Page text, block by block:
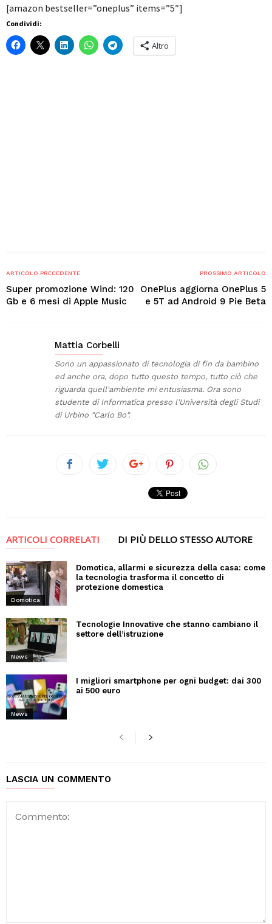
[amazon bestseller=”oneplus” items=”5″]
Condividi:
Altro
ARTICOLO PRECEDENTE
Super promozione Wind: 120
Gb e 6 mesi di Apple Music
PROSSIMO ARTICOLO
OnePlus aggiorna OnePlus 5
e 5T ad Android 9 Pie Beta
Mattia Corbelli
Sono un appassionato di tecnologia di fin da bambino
ed anche ora, dopo tutto questo tempo, tutto ciò che
riguarda quell'ambiente mi entusiasma. Ora sono
studente di Informatica presso l'Università degli Studi
di Urbino "Carlo Bo".
ARTICOLI CORRELATI DI PIÙ DELLO STESSO AUTORE
Domotica
Domotica, allarmi e sicurezza della casa: come
la tecnologia trasforma il concetto di
protezione domestica
News
Tecnologie Innovative che stanno cambiano il
settore dell’istruzione
News
I migliori smartphone per ogni budget: dai 300
ai 500 euro
LASCIA UN COMMENTO